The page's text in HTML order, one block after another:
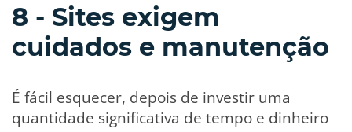
8 - Sites exigem
cuidados e manutenção
É fácil esquecer, depois de investir uma
quantidade significativa de tempo e dinheiro